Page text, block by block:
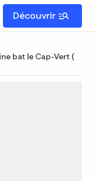
Découvrir
bat le Cap-Vert (3-2)